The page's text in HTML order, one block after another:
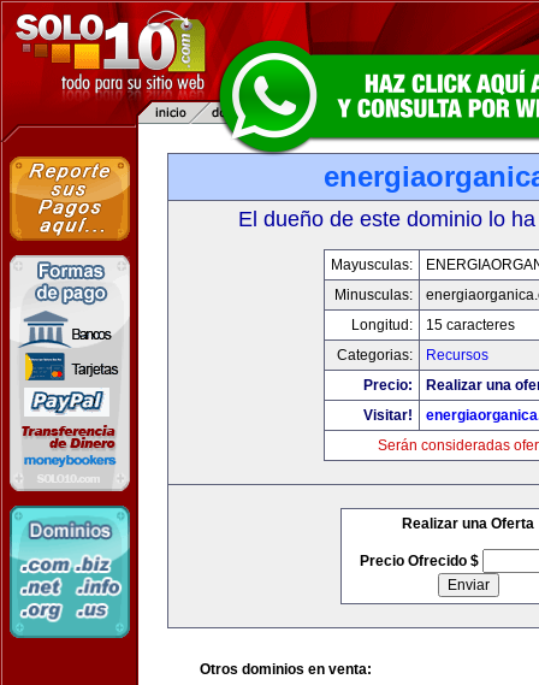
El dueño de este dominio lo
Mayusculas:
Minusculas:
Longitud:
15 caracteres
Categorias:
Recursos
Precio:
Realizar una
Visitar!
Serán consideradas
Realizar una Oferta
Precio Ofrecido $
Otros dominios en venta: